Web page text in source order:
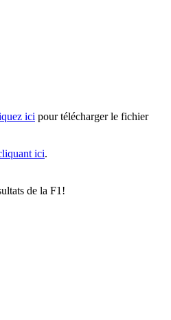
ici pour télécharger le fichier
ici.
de la F1!